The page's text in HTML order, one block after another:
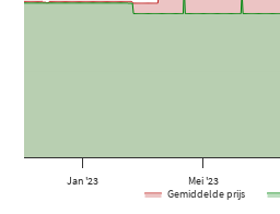
Jan '23 Mei '23
Gemiddelde prijs